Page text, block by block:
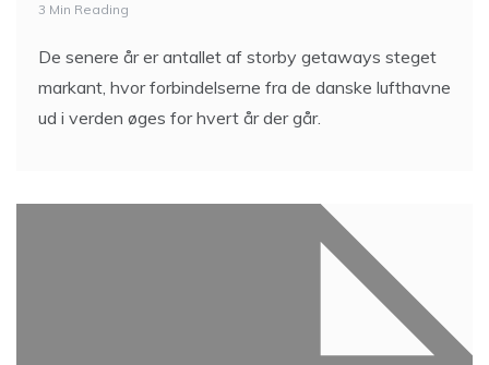
3 Min Reading
De senere år er antallet af storby getaways steget
markant, hvor forbindelserne fra de danske lufthavne
ud i verden øges for hvert år der går.